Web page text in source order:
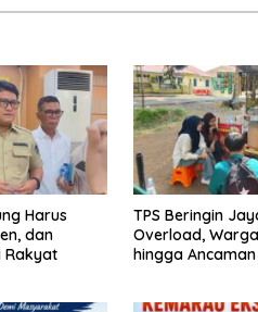
Harus
dan
Rakyat
TPS Beringin
Overload,
hingga